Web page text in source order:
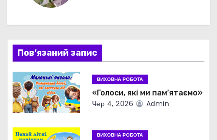
і
я
з
а
п
и
Пов’язаний запис
ВИХОВНА РОБОТА
«Голоси, які ми пам’ятаємо»
Чер 4, 2026 Admin
ВИХОВНА РОБОТА